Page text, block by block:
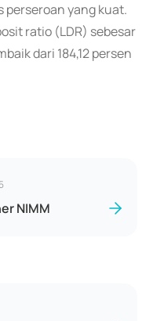
yang kuat.
ratio (LDR) sebesar
dari 184,12 persen
NIMM